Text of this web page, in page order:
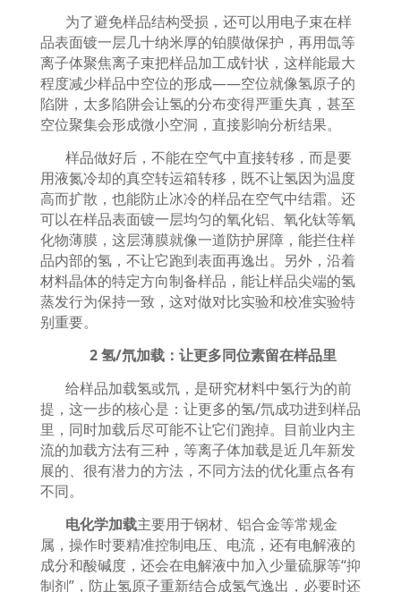
为了避免样品结构受损，还可以用电子束在样
品表面镀一层几十纳米厚的铂膜做保护，再用氙等
离子体聚焦离子束把样品加工成针状，这样能最大
程度减少样品中空位的形成——空位就像氢原子的
陷阱，太多陷阱会让氢的分布变得严重失真，甚至
空位聚集会形成微小空洞，直接影响分析结果。
样品做好后，不能在空气中直接转移，而是要
用液氮冷却的真空转运箱转移，既不让氢因为温度
高而扩散，也能防止冰冷的样品在空气中结霜。还
可以在样品表面镀一层均匀的氧化铝、氧化钛等氧
化物薄膜，这层薄膜就像一道防护屏障，能拦住样
品内部的氢，不让它跑到表面再逸出。另外，沿着
材料晶体的特定方向制备样品，能让样品尖端的氢
蒸发行为保持一致，这对做对比实验和校准实验特
别重要。
2氢/氘加载：让更多同位素留在样品里
给样品加载氢或氘，是研究材料中氢行为的前
提，这一步的核心是：让更多的氢/氘成功进到样品
里，同时加载后尽可能不让它们跑掉。目前业内主
流的加载方法有三种，等离子体加载是近几年新发
展的、很有潜力的方法，不同方法的优化重点各有
不同。
电化学加载主要用于钢材、铝合金等常规金
属，操作时要精准控制电压、电流，还有电解液的
成分和酸碱度，还会在电解液中加入少量硫脲等“抑
制剂”，防止氢原子重新结合成氢气逸出，必要时还